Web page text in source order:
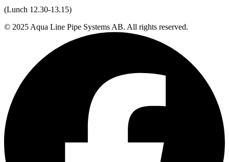
(Lunch 12.30-13.15)
© 2025 Aqua Line Pipe Systems AB. All rights reserved.